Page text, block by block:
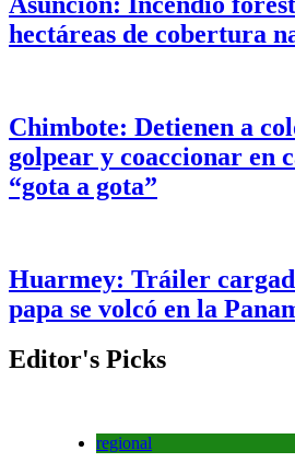
hectáreas de cobertura
Chimbote: Detienen a
golpear y coaccionar en
“gota a gota”
Huarmey: Tráiler
papa se volcó en la
Editor's Picks
regional